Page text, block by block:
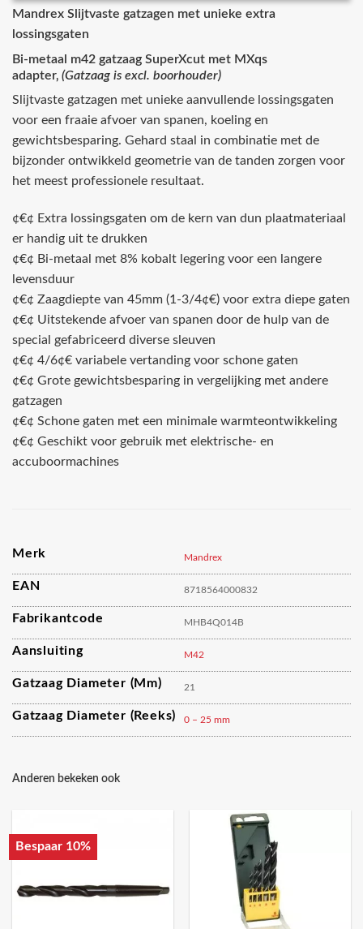
Mandrex Slijtvaste gatzagen met unieke extra
lossingsgaten
Bi-metaal m42 gatzaag SuperXcut met MXqs
adapter‚ (Gatzaag is excl. boorhouder)
Slijtvaste gatzagen met unieke aanvullende lossingsgaten
voor een fraaie afvoer van spanen, koeling en
gewichtsbesparing. Gehard staal in combinatie met de
bijzonder ontwikkeld geometrie van de tanden zorgen voor
het meest professionele resultaat.
¢€¢ Extra lossingsgaten om de kern van dun plaatmateriaal
er handig uit te drukken
¢€¢ Bi-metaal met 8% kobalt legering voor een langere
levensduur
¢€¢ Zaagdiepte van 45mm (1-3/4¢€) voor extra diepe gaten
¢€¢ Uitstekende afvoer van spanen door de hulp van de
special gefabriceerd diverse sleuven
¢€¢ 4/6¢€ variabele vertanding voor schone gaten
¢€¢ Grote gewichtsbesparing in vergelijking met andere
gatzagen
¢€¢ Schone gaten met een minimale warmteontwikkeling
¢€¢ Geschikt voor gebruik met elektrische- en
accuboormachines
Merk Mandrex
EAN 8718564000832
Fabrikantcode MHB4Q014B
Aansluiting M42
Gatzaag Diameter (mm) 21
Gatzaag Diameter (reeks) 0 – 25 mm
Anderen bekeken ook
Bespaar 10%